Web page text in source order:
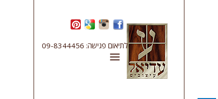
השבת את ההבזקים
סמן כותרות
צבע רקע
לתיאום פגישה: 09-8344456